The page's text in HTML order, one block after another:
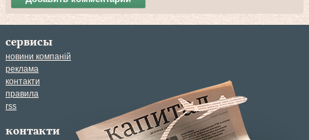
сервисы
новини компаній
реклама
контакти
правила
rss
контакти